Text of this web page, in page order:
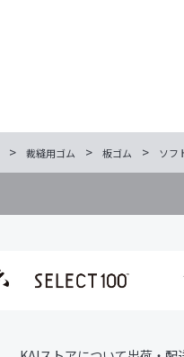
> 裁縫用ゴム > 板ゴム > ソフ